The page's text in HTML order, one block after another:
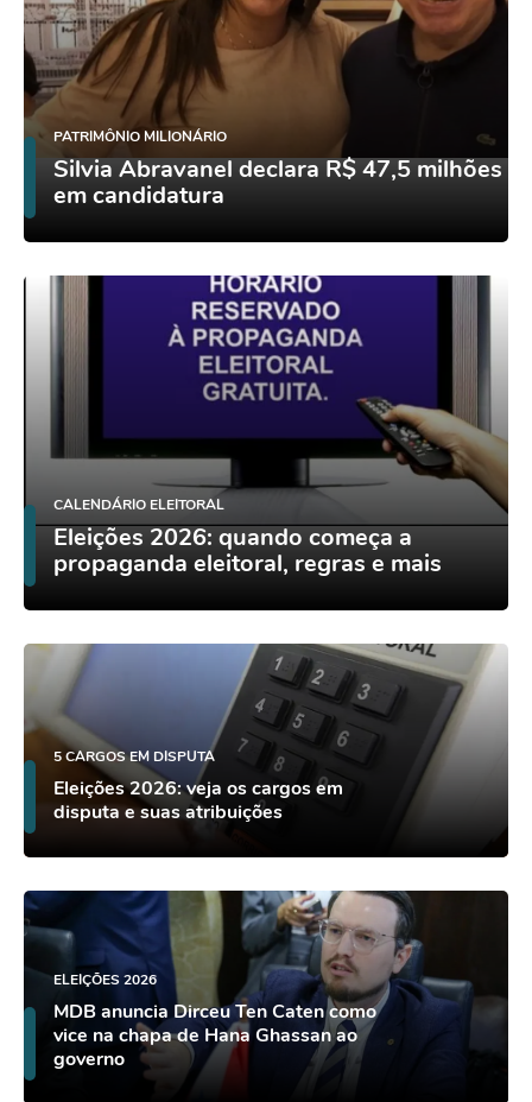
PATRIMÔNIO MILIONÁRIO
Silvia Abravanel declara R$ 47,5 milhões
em candidatura
CALENDÁRIO ELEITORAL
Eleições 2026: quando começa a
propaganda eleitoral, regras e mais
5 CARGOS EM DISPUTA
Eleições 2026: veja os cargos em
disputa e suas atribuições
ELEIÇÕES 2026
MDB anuncia Dirceu Ten Caten como
vice na chapa de Hana Ghassan ao
governo